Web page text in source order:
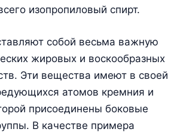
изопропиловый спирт.
собой весьма важную
жировых и воскообразных
Эти вещества имеют в своей
атомов кремния и
присоединены боковые
В качестве примера